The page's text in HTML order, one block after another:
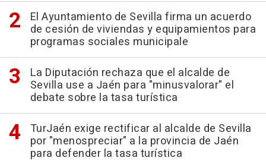
El Ayuntamiento de Sevilla firma un acuerdo
de cesión de viviendas y equipamientos para
programas sociales municipale
La Diputación rechaza que el alcalde de
Sevilla use a Jaén para "minusvalorar" el
debate sobre la tasa turística
TurJaén exige rectificar al alcalde de Sevilla
por "menospreciar" a la provincia de Jaén
para defender la tasa turística